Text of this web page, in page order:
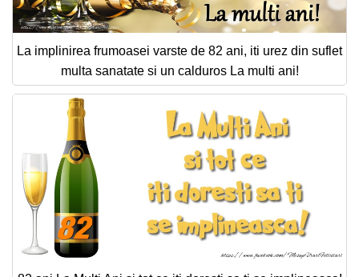
La implinirea frumoasei varste de 82 ani, iti urez din suflet
multa sanatate si un calduros La multi ani!